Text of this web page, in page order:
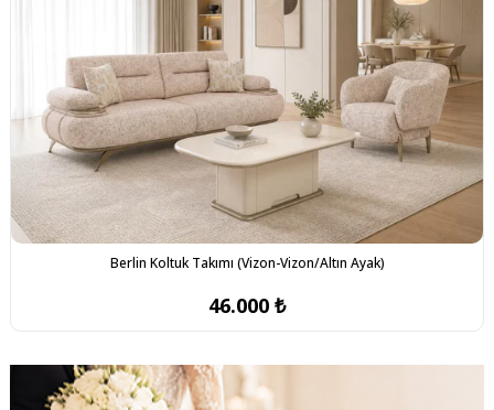
Berlin Koltuk Takımı (Vizon-Vizon/Altın Ayak)
46.000 ₺
YENI
ÜRÜN
YENI
ÜRÜN